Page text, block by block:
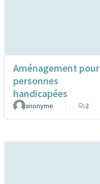
Aménagement pour
personnes
handicapées
anonyme 2